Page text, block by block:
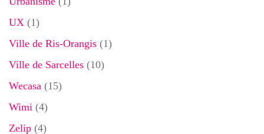
UX (1)
Ville de Ris-Orangis (1)
Ville de Sarcelles (10)
Wecasa (15)
Wimi (4)
Zelip (4)